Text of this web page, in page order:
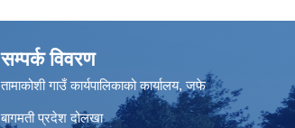
सम्पर्क विवरण
तामाकोशी गाउँ कार्यपालिकाको कार्यालय, जफे
बागमती प्रदेश दोलखा